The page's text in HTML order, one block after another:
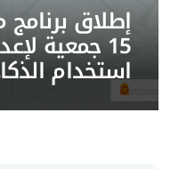
إطلاق برنامج
15 جمعية
استخدام